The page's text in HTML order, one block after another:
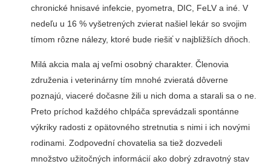
chronické hnisavé infekcie, pyometra, DIC, FeLV a iné. V
nedeľu u 16 % vyšetrených zvierat našiel lekár so svojim
tímom rôzne nálezy, ktoré bude riešiť v najbliž­ších dňoch.
Milá akcia mala aj veľmi osobný charakter. Členovia
združenia i ve­terinárny tím mnohé zvieratá dô­verne
poznajú, viaceré dočasne žili u nich doma a starali sa o ne.
Preto príchod každého chlpáča sprevá­dzali spontánne
výkriky radosti z opätovného stretnutia s nimi i ich novými
rodinami. Zodpovední cho­vatelia sa tiež dozvedeli
množstvo užitočných informácií ako dobrý zdravotný stav